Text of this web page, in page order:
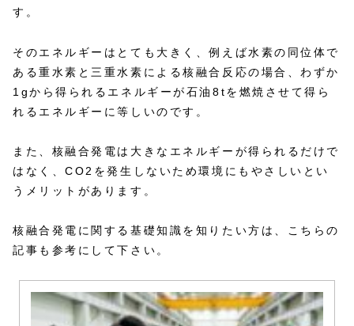
す。
そのエネルギーはとても大きく、例えば水素の同位体で
ある重水素と三重水素による核融合反応の場合、わずか
1gから得られるエネルギーが石油8tを燃焼させて得ら
れるエネルギーに等しいのです。
また、核融合発電は大きなエネルギーが得られるだけで
はなく、CO2を発生しないため環境にもやさしいとい
うメリットがあります。
核融合発電に関する基礎知識を知りたい方は、こちらの
記事も参考にして下さい。